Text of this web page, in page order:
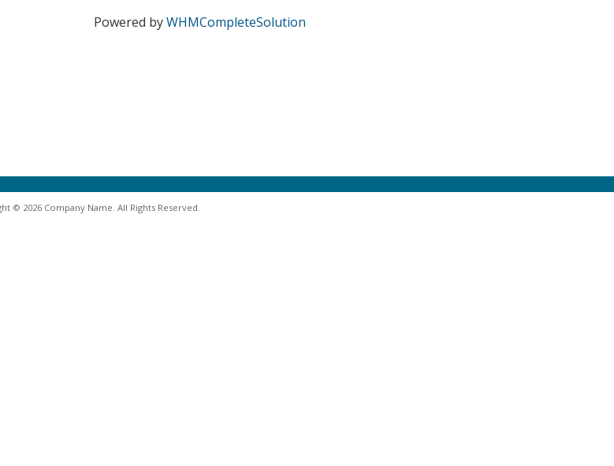
Powered byWHMCompleteSolution
© 2026 Company Name. All Rights Reserved.